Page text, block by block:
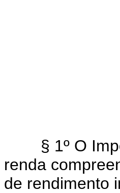
§ 1º O
renda
de rendimento